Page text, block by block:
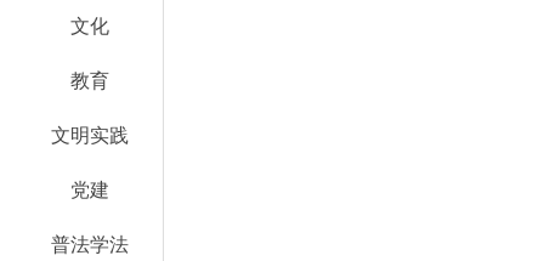
文化
教育
文明实践
党建
普法学法